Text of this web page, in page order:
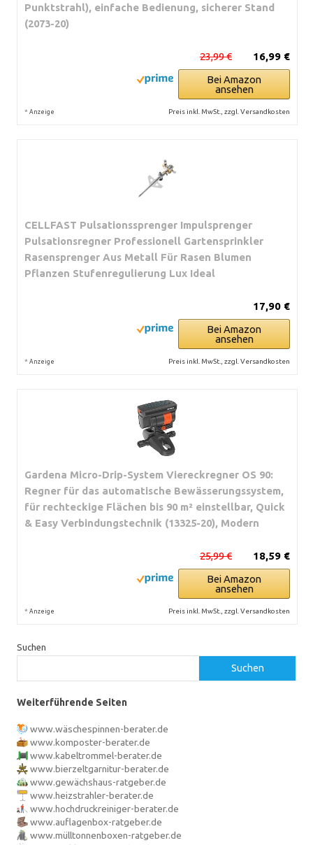
Punktstrahl), einfache Bedienung, sicherer Stand
(2073-20)
16,99 €
23,99 €
Bei Amazon
ansehen
* Anzeige Preis inkl. MwSt., zzgl. Versandkosten
CELLFAST Pulsationssprenger Impulsprenger
Pulsationsregner Professionell Gartensprinkler
Rasensprenger Aus Metall Für Rasen Blumen
Pflanzen Stufenregulierung Lux Ideal
17,90 €
Bei Amazon
ansehen
* Anzeige Preis inkl. MwSt., zzgl. Versandkosten
Gardena Micro-Drip-System Viereckregner OS 90:
Regner für das automatische Bewässerungssystem,
für rechteckige Flächen bis 90 m² einstellbar, Quick
& Easy Verbindungstechnik (13325-20), Modern
18,59 €
25,99 €
Bei Amazon
ansehen
* Anzeige Preis inkl. MwSt., zzgl. Versandkosten
Suchen
Suchen
Weiterführende Seiten
www.wäschespinnen-berater.de
www.komposter-berater.de
www.kabeltrommel-berater.de
www.bierzeltgarnitur-berater.de
www.gewächshaus-ratgeber.de
www.heizstrahler-berater.de
www.hochdruckreiniger-berater.de
www.auflagenbox-ratgeber.de
www.mülltonnenboxen-ratgeber.de